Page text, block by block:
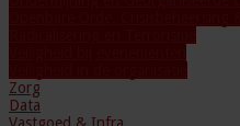
Zorg
Data